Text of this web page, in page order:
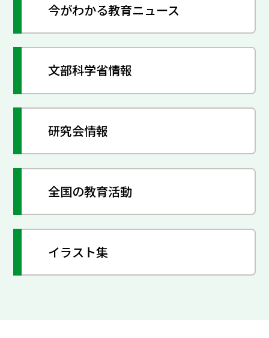
今がわかる教育ニュース
文部科学省情報
研究会情報
全国の教育活動
イラスト集